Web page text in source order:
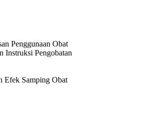
Penggunaan Obat
Instruksi Pengobatan
Efek Samping Obat